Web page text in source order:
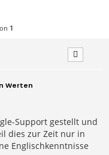
1
Werten
Support gestellt und
dies zur Zeit nur in
Englischkenntnisse